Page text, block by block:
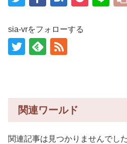
sia-vrをフォローする
関連ワールド
関連記事は見つかりませんでした